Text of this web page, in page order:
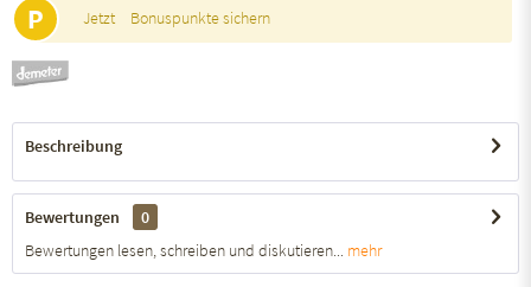
P Jetzt Bonuspunkte sichern
Beschreibung
Bewertungen
0
Bewertungen lesen, schreiben und diskutieren... mehr